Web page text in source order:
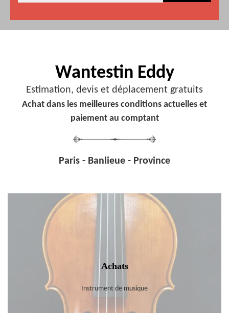
Wantestin Eddy
Estimation, devis et déplacement gratuits
Achat dans les meilleures conditions actuelles et
paiement au comptant
Paris - Banlieue - Province
Achats
Instrument de musique